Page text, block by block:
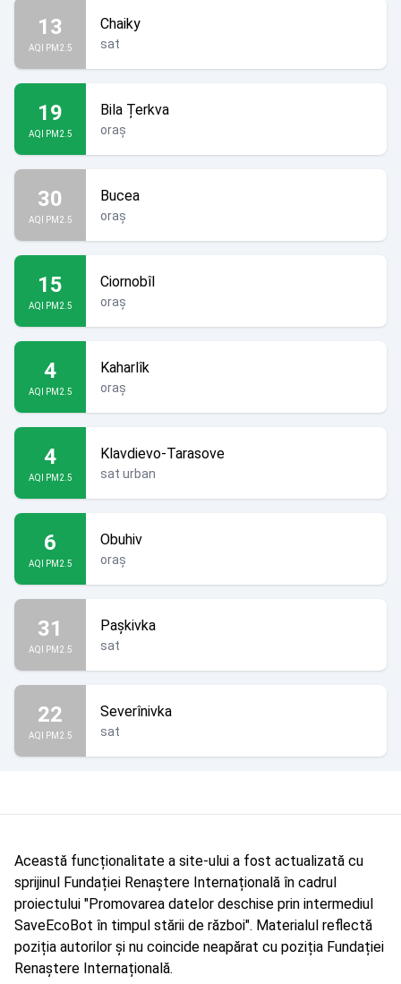
13
AQI PM2.5
Chaiky
sat
19
AQI PM2.5
Bila Țerkva
oraș
30
AQI PM2.5
Bucea
oraș
15
AQI PM2.5
Ciornobîl
oraș
4
AQI PM2.5
Kaharlîk
oraș
4
AQI PM2.5
Klavdievo-Tarasove
sat urban
6
AQI PM2.5
Obuhiv
oraș
31
AQI PM2.5
Pașkivka
sat
22
AQI PM2.5
Severînivka
sat
Această funcționalitate a site-ului a fost actualizată cu
sprijinul Fundației Renaștere Internațională în cadrul
proiectului "Promovarea datelor deschise prin intermediul
SaveEcoBot în timpul stării de război". Materialul reflectă
poziția autorilor și nu coincide neapărat cu poziția Fundației
Renaștere Internațională.